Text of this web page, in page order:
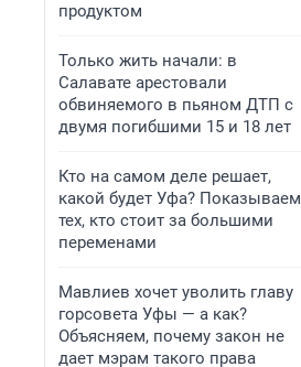
продуктом
Только жить начали: в
Салавате арестовали
обвиняемого в пьяном ДТП с
двумя погибшими 15 и 18 лет
Кто на самом деле решает,
какой будет Уфа? Показываем
тех, кто стоит за большими
переменами
Мавлиев хочет уволить главу
горсовета Уфы — а как?
Объясняем, почему закон не
дает мэрам такого права